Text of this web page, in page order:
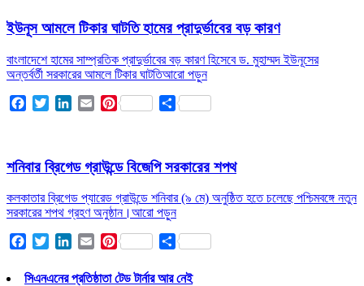
ইউনূস আমলে টিকার ঘাটতি হামের প্রাদুর্ভাবের বড় কারণ
বাংলাদেশে হামের সাম্প্রতিক প্রাদুর্ভাবের বড় কারণ হিসেবে ড. মুহাম্মদ ইউনূসের
অন্তর্বর্তী সরকারের আমলে টিকার ঘাটতিআরো পড়ুন
FacebookTwitterLinkedIn
EmailPinterest Share
শনিবার ব্রিগেড গ্রাউন্ডে বিজেপি সরকারের শপথ
কলকাতার ব্রিগেড প্যারেড গ্রাউন্ডে শনিবার (৯ মে) অনুষ্ঠিত হতে চলেছে পশ্চিমবঙ্গে নতুন
সরকারের শপথ গ্রহণ অনুষ্ঠান। আরো পড়ুন
FacebookTwitterLinkedIn
EmailPinterest Share
সিএনএনের প্রতিষ্ঠাতা টেড টার্নার আর নেই